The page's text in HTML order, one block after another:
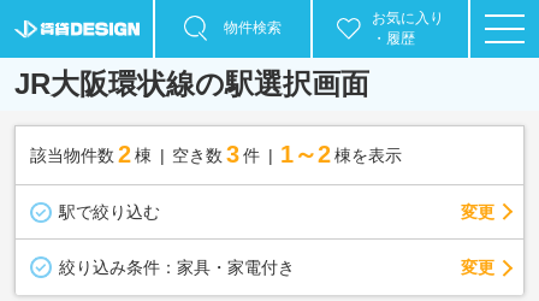
物件検索
お気に入り
・履歴
JR大阪環状線の駅選択画面
該当物件数 2棟 空き数 3 件 1～2 棟を表示
駅で絞り込む 変更
絞り込み条件： 家具・家電付き 変更